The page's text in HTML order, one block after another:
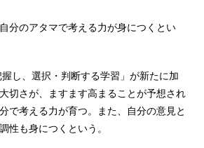
分のアタマで考える力が身につくとい
し、選択・判断する学習」が新たに加
切さが、ますます高まることが予想され
で考える力が育つ。また、自分の意見と
性も身につくという。